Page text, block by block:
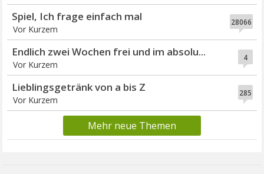
28066
Spiel, Ich frage einfach mal
Vor Kurzem
4
Endlich zwei Wochen frei und im absolu...
Vor Kurzem
285
Lieblingsgetränk von a bis Z
Vor Kurzem
Mehr neue Themen